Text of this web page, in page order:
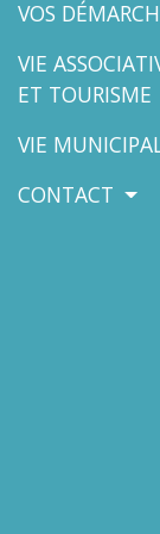
VOS
VIE
ET TOURISME
VIE
CONTACT